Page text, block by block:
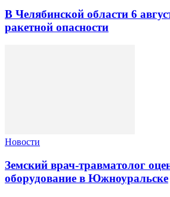
В Челябинской области 6
ракетной опасности
Новости
Земский врач-травматолог
оборудование в Южноуральске